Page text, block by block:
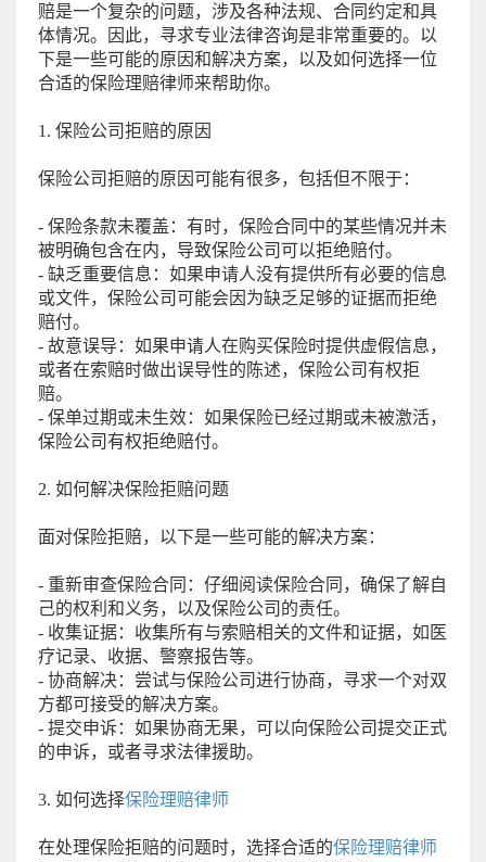
赔是一个复杂的问题，涉及各种法规、合同约定和具
体情况。因此，寻求专业法律咨询是非常重要的。以
下是一些可能的原因和解决方案，以及如何选择一位
合适的保险理赔律师来帮助你。
1. 保险公司拒赔的原因
保险公司拒赔的原因可能有很多，包括但不限于：
- 保险条款未覆盖：有时，保险合同中的某些情况并未
被明确包含在内，导致保险公司可以拒绝赔付。
- 缺乏重要信息：如果申请人没有提供所有必要的信息
或文件，保险公司可能会因为缺乏足够的证据而拒绝
赔付。
- 故意误导：如果申请人在购买保险时提供虚假信息，
或者在索赔时做出误导性的陈述，保险公司有权拒
赔。
- 保单过期或未生效：如果保险已经过期或未被激活，
保险公司有权拒绝赔付。
2. 如何解决保险拒赔问题
面对保险拒赔，以下是一些可能的解决方案：
- 重新审查保险合同：仔细阅读保险合同，确保了解自
己的权利和义务，以及保险公司的责任。
- 收集证据：收集所有与索赔相关的文件和证据，如医
疗记录、收据、警察报告等。
- 协商解决：尝试与保险公司进行协商，寻求一个对双
方都可接受的解决方案。
- 提交申诉：如果协商无果，可以向保险公司提交正式
的申诉，或者寻求法律援助。
3. 如何选择保险理赔律师
在处理保险拒赔的问题时，选择合适的保险理赔律师